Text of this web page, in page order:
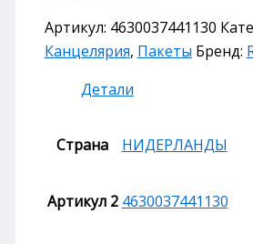
Артикул: 4630037441130
Канцелярия, Пакеты Бренд:
Детали
Страна НИДЕРЛАНДЫ
Артикул 2 4630037441130